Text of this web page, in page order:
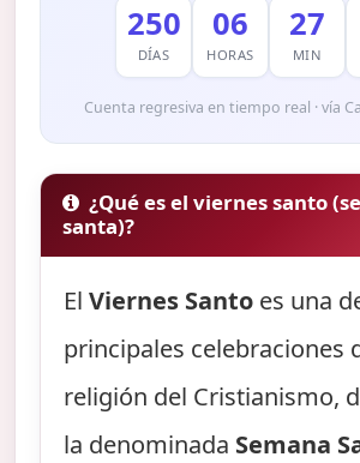
250
DÍAS
06
HORAS
27
MIN
Cuenta regresiva en tiempo real · vía
¿Qué es el viernes santo
santa)?
ElViernes Santo es una
principales celebraciones
religión del Cristianismo,
la denominada Semana